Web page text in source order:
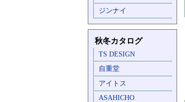
ジンナイ
秋冬カタログ
TS DESIGN
自重堂
アイトス
ASAHICHO